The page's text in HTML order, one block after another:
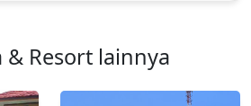
& Resort lainnya